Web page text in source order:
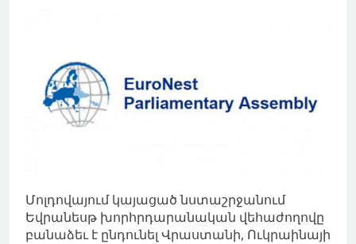
Մոլդովայում կայացած նստաշրջանում
Եվրանեսթ խորհրդարանական վեհաժողովը
բանաձեւ է ընդունել Վրաստանի, Ուկրաինայի